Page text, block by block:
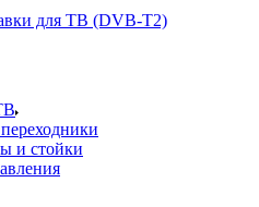
для ТВ (DVB-T2)
и стойки